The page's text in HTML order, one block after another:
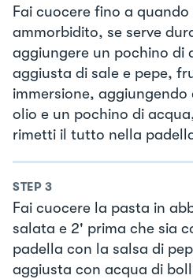
Fai cuocere fino a
ammorbidito, se serve
aggiungere un pochino di
aggiusta di sale e pepe,
immersione,
olio e un pochino di
rimetti il tutto nella
STEP 3
Fai cuocere la pasta in
salata e 2' prima che sia
padella con la salsa di
aggiusta con acqua di